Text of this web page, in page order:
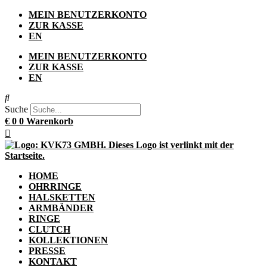
Zum
Inhalt
springen
MEIN BENUTZERKONTO
ZUR KASSE
EN
MEIN BENUTZERKONTO
ZUR KASSE
EN
Suche
€ 0 0 Warenkorb
HOME
OHRRINGE
HALSKETTEN
ARMBÄNDER
RINGE
CLUTCH
KOLLEKTIONEN
PRESSE
KONTAKT